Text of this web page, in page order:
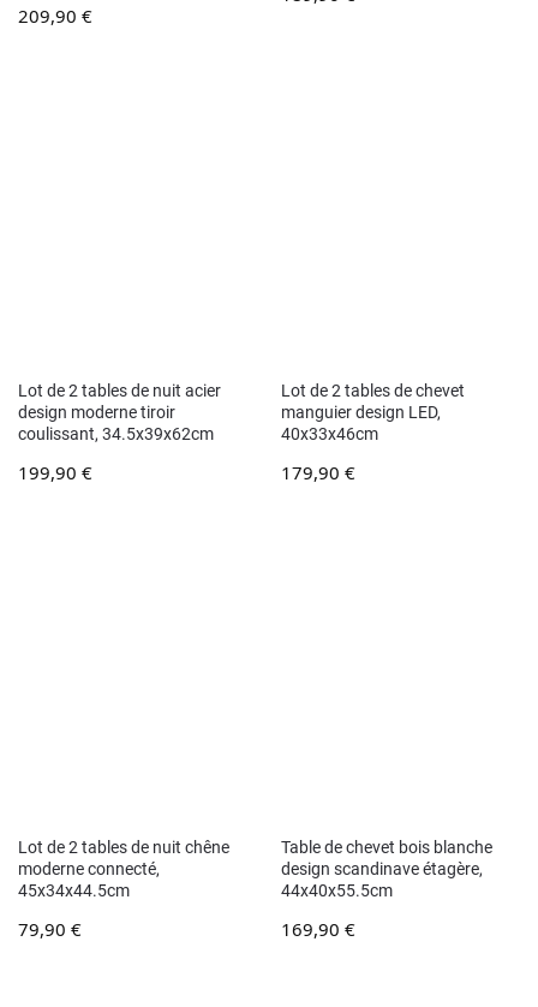
209,90 €
Lot de 2 tables de nuit acier
design moderne tiroir
coulissant, 34.5x39x62cm
199,90 €
Lot de 2 tables de chevet
manguier design LED,
40x33x46cm
179,90 €
Lot de 2 tables de nuit chêne
moderne connecté,
45x34x44.5cm
79,90 €
Table de chevet bois blanche
design scandinave étagère,
44x40x55.5cm
169,90 €